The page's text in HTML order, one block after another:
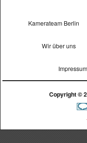
Kamerateam Berlin
Wir über uns
Copyright ©